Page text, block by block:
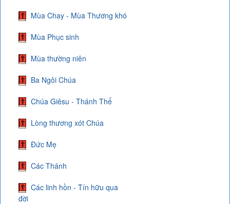
Mùa Chay - Mùa Thương khó
Mùa Phục sinh
Mùa thường niên
Ba Ngôi Chúa
Chúa Giêsu - Thánh Thể
Lòng thương xót Chúa
Đức Mẹ
Các Thánh
Các linh hồn - Tín hữu qua
đời